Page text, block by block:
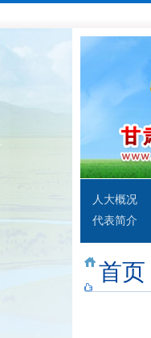
人大概况
代表简介
首页